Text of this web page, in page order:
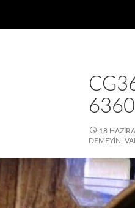
18
DEMEYIN.